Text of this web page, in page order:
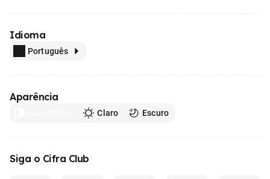
Idioma
Português
Aparência
Claro Escuro
Siga o Cifra Club